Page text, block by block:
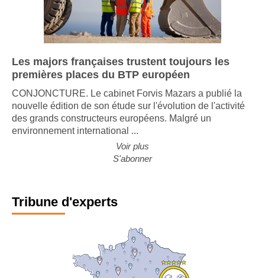
Les majors françaises trustent toujours les
premières places du BTP européen
CONJONCTURE. Le cabinet Forvis Mazars a publié la
nouvelle édition de son étude sur l'évolution de l'activité
des grands constructeurs européens. Malgré un
environnement international ...
Voir plus
S'abonner
Tribune d'experts